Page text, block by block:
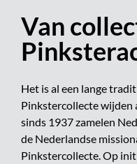
Van
Het is al een lange
Pinkstercollecte wijden
sinds 1937 zamelen
de Nederlandse
Pinkstercollecte. Op